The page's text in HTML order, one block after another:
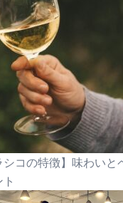
シコの特徴】味わいと